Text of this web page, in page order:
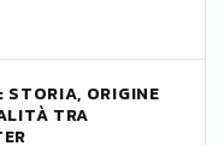
STORIA, ORIGINE
TRA